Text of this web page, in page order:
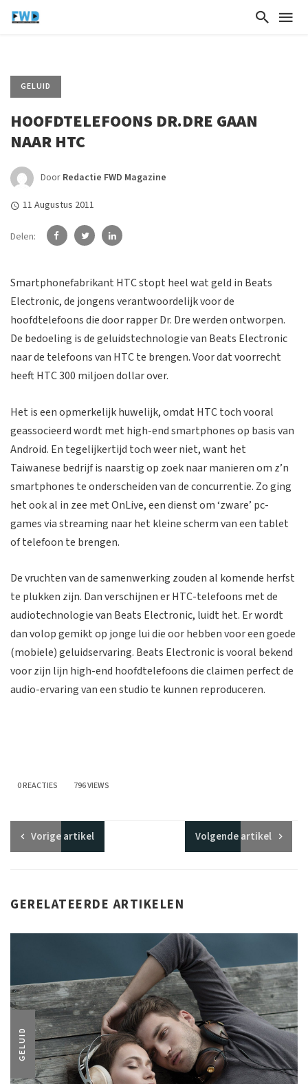
GELUID
HOOFDTELEFOONS DR.DRE GAAN
NAAR HTC
Door Redactie FWD Magazine
11 Augustus 2011
Delen:
Smartphonefabrikant HTC stopt heel wat geld in Beats
Electronic, de jongens verantwoordelijk voor de
hoofdtelefoons die door rapper Dr. Dre werden ontworpen.
De bedoeling is de geluidstechnologie van Beats Electronic
naar de telefoons van HTC te brengen. Voor dat voorrecht
heeft HTC 300 miljoen dollar over.
Het is een opmerkelijk huwelijk, omdat HTC toch vooral
geassocieerd wordt met high-end smartphones op basis van
Android. En tegelijkertijd toch weer niet, want het
Taiwanese bedrijf is naarstig op zoek naar manieren om z’n
smartphones te onderscheiden van de concurrentie. Zo ging
het ook al in zee met OnLive, een dienst om ‘zware’ pc-
games via streaming naar het kleine scherm van een tablet
of telefoon te brengen.
De vruchten van de samenwerking zouden al komende herfst
te plukken zijn. Dan verschijnen er HTC-telefoons met de
audiotechnologie van Beats Electronic, luidt het. Er wordt
dan volop gemikt op jonge lui die oor hebben voor een goede
(mobiele) geluidservaring. Beats Electronic is vooral bekend
voor zijn lijn high-end hoofdtelefoons die claimen perfect de
audio-ervaring van een studio te kunnen reproduceren.
0 REACTIES 796 VIEWS
Vorigeartikel Volgendeartikel
GERELATEERDE ARTIKELEN
GELUID